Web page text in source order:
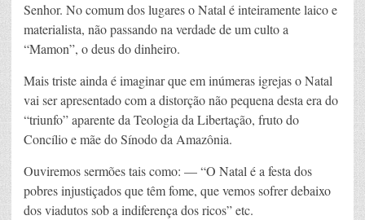
Senhor. No comum dos lugares o Natal é inteiramente laico e
materialista, não passando na verdade de um culto a
“Mamon”, o deus do dinheiro.
Mais triste ainda é imaginar que em inúmeras igrejas o Natal
vai ser apresentado com a distorção não pequena desta era do
“triunfo” aparente da Teologia da Libertação, fruto do
Concílio e mãe do Sínodo da Amazônia.
Ouviremos sermões tais como: — “O Natal é a festa dos
pobres injustiçados que têm fome, que vemos sofrer debaixo
dos viadutos sob a indiferença dos ricos” etc.